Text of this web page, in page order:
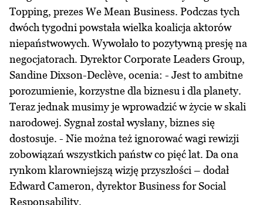
Topping, prezes We Mean Business. Podczas tych
dwóch tygodni powstała wielka koalicja aktorów
niepaństwowych. Wywołało to pozytywną presję na
negocjatorach. Dyrektor Corporate Leaders Group,
Sandine Dixson-Declève, ocenia: - Jest to ambitne
porozumienie, korzystne dla biznesu i dla planety.
Teraz jednak musimy je wprowadzić w życie w skali
narodowej. Sygnał został wysłany, biznes się
dostosuje. - Nie można też ignorować wagi rewizji
zobowiązań wszystkich państw co pięć lat. Da ona
rynkom klarowniejszą wizję przyszłości – dodał
Edward Cameron, dyrektor Business for Social
Responsability.